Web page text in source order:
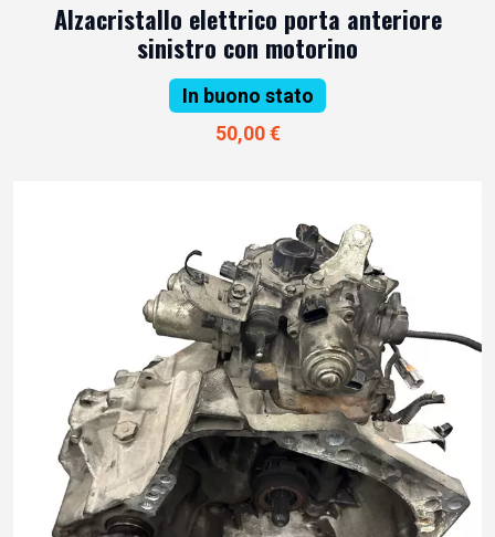
Alzacristallo elettrico porta anteriore
sinistro con motorino
In buono stato
50,00 €